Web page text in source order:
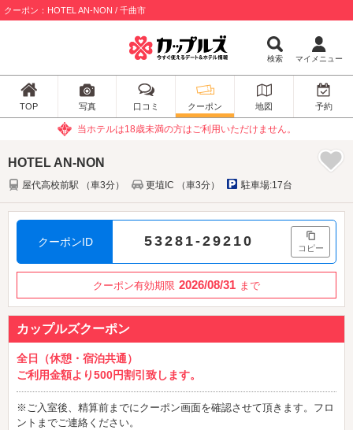
クーポン：HOTEL AN-NON / 千曲市
検索 マイメニュー
TOP 写真 口コミ クーポン 地図 予約
当ホテルは18歳未満の方はご利用いただけません。
HOTEL AN-NON
屋代高校前駅 （車3分） 更埴IC （車3分） 駐車場:17台
クーポンID 53281-29210 コピー
クーポン有効期限 2026/08/31 まで
カップルズクーポン
全日（休憩・宿泊共通）
ご利用金額より500円割引致します。
※ご入室後、精算前までにクーポン画面を確認させて頂きます。フロ
ントまでご連絡ください。